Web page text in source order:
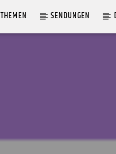
THEMEN SENDUNGEN